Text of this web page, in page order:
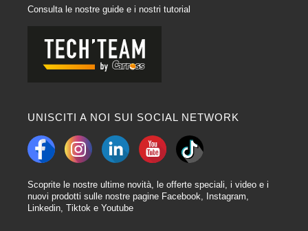
Consulta le nostre guide e i nostri tutorial
UNISCITI A NOI SUI SOCIAL NETWORK
Scoprite le nostre ultime novità, le offerte speciali, i video e i
nuovi prodotti sulle nostre pagine Facebook, Instagram,
Linkedin, Tiktok e Youtube